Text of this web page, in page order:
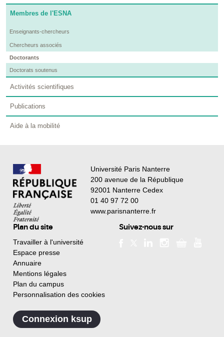
Membres de l'ESNA
Enseignants-chercheurs
Chercheurs associés
Doctorants
Doctorats soutenus
Activités scientifiques
Publications
Aide à la mobilité
Université Paris Nanterre
200 avenue de la République
92001 Nanterre Cedex
01 40 97 72 00
www.parisnanterre.fr
Plan du site
Travailler à l'université
Espace presse
Annuaire
Mentions légales
Plan du campus
Personnalisation des cookies
Suivez-nous sur
Connexion ksup